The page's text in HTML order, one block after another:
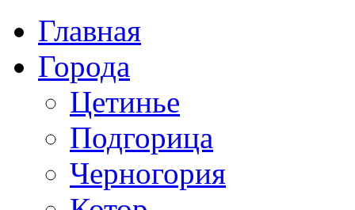
Главная
Города
Цетинье
Подгорица
Черногория